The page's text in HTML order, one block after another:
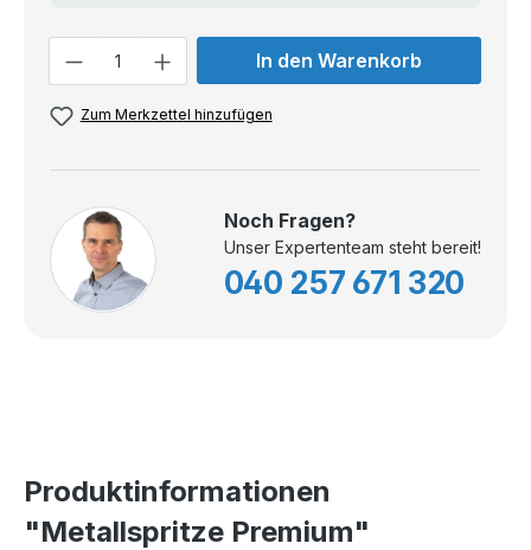
In den Warenkorb
Zum Merkzettel hinzufügen
Noch Fragen?
Unser Expertenteam steht bereit!
040 257 671 320
Produktinformationen
"Metallspritze Premium"